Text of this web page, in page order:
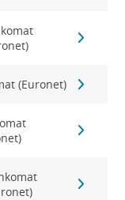
(Euronet)